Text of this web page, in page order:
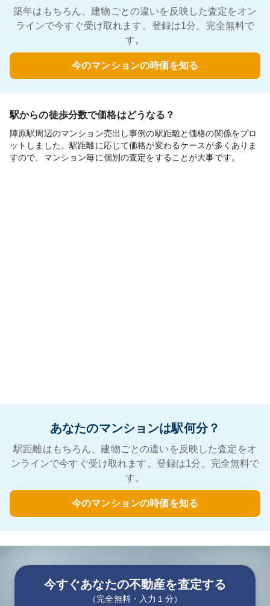
築年はもちろん、建物ごとの違いを反映した査定をオン
ラインで今すぐ受け取れます。登録は1分。完全無料で
す。
今のマンションの時価を知る
駅からの徒歩分数で価格はどうなる？
陣原駅周辺のマンション売出し事例の駅距離と価格の関係をプロ
ットしました。駅距離に応じて価格が変わるケースが多くありま
すので、マンション毎に個別の査定をすることが大事です。
あなたのマンションは駅何分？
駅距離はもちろん、建物ごとの違いを反映した査定をオ
ンラインで今すぐ受け取れます。登録は1分。完全無料で
す。
今のマンションの時価を知る
今すぐあなたの不動産を査定する
（完全無料・入力１分）